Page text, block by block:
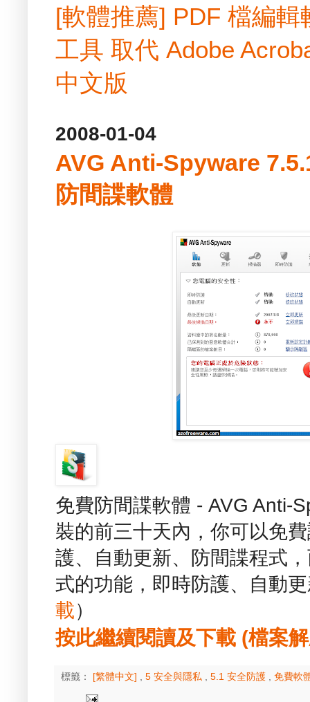
[軟體推薦] PDF 檔編
工具 取代 Adobe
中文版
2008-01-04
AVG Anti-Spyware
防間諜軟體
免費防間諜軟體 - AVG Anti-
裝的前三十天內，你可以免
護、自動更新、防間諜程式
式的功能，即時防護、自動
載）
按此繼續閱讀及下載 (檔案
標籤： [繁體中文] 5 安全與隱私 5.1 安全防護 免費軟